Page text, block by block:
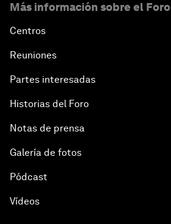
Más información sobre el Foro
Centros
Reuniones
Partes interesadas
Historias del Foro
Notas de prensa
Galería de fotos
Pódcast
Vídeos